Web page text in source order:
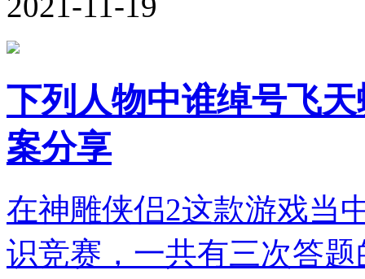
下列人物中谁绰号飞
案分享
在神雕侠侣2这款游戏当
识竞赛，一共有三次答